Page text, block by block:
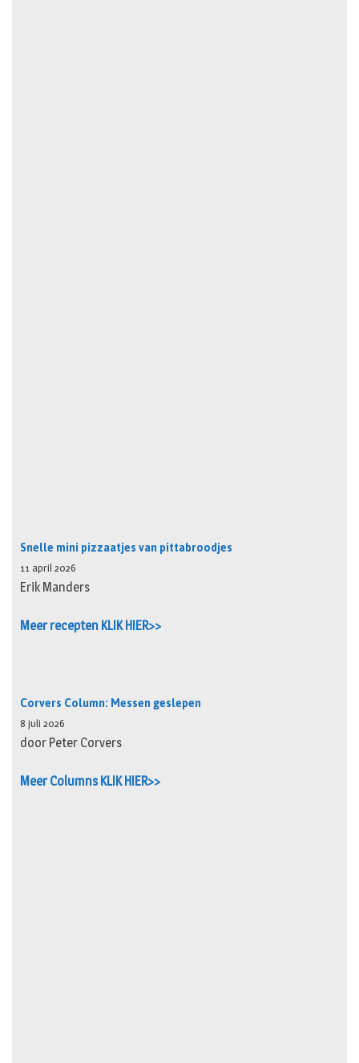
Snelle mini pizzaatjes van pittabroodjes
11 april 2026
Erik Manders
Meer recepten KLIK HIER>>
Corvers Column: Messen geslepen
8 juli 2026
door Peter Corvers
Meer Columns KLIK HIER>>